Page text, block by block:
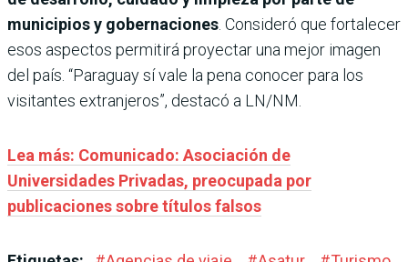
municipios y gobernaciones. Consideró que fortalecer
esos aspectos permitirá proyectar una mejor imagen
del país. “Paraguay sí vale la pena conocer para los
visitantes extranjeros”, destacó a LN/NM.
Lea más: Comunicado: Asociación de
Universidades Privadas, preocupada por
publicaciones sobre títulos falsos